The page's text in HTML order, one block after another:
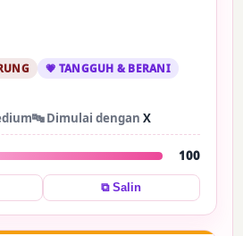
💗 TANGGUH & BERANI
🔤 Dimulai denganX
100
⧉ Salin